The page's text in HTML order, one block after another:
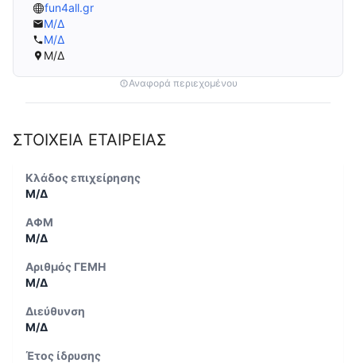
fun4all.gr
Μ/Δ
Μ/Δ
Μ/Δ
Αναφορά περιεχομένου
ΣΤΟΙΧΕΙΑ ΕΤΑΙΡΕΙΑΣ
Κλάδος επιχείρησης
Μ/Δ
ΑΦΜ
Μ/Δ
Αριθμός ΓΕΜΗ
Μ/Δ
Διεύθυνση
Μ/Δ
Έτος ίδρυσης